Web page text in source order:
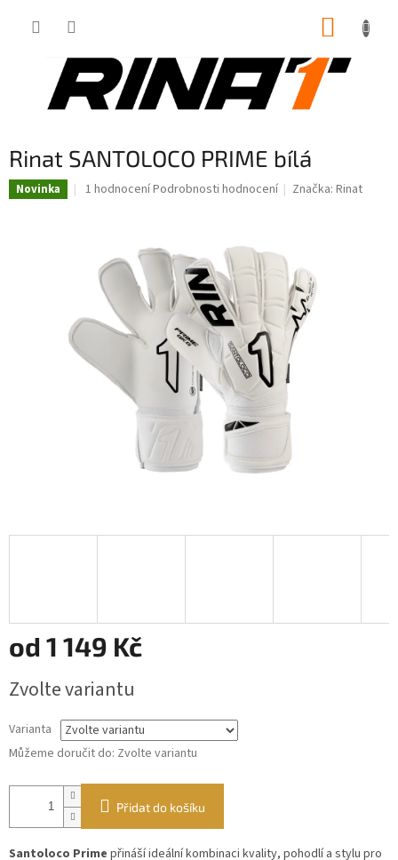
Rinat SANTOLOCO PRIME bílá
Novinka
Průměrné
hvězdiček.
1 hodnoceníPodrobnosti hodnocení Značka:Rinat
od 1 149 Kč
cena:
Zvolte variantu
Varianta
Můžeme doručit do: Zvolte variantu
Přidat do košíku
Santoloco Prime přináší ideální kombinaci kvality, pohodlí a stylu pro